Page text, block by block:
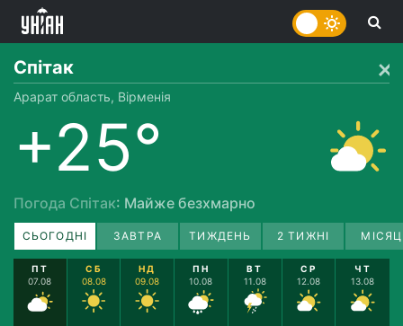
Спітак
Арарат область, Вірменія
+25°
Погода Спітак: Майже безхмарно
СЬОГОДНІ ЗАВТРА ТИЖДЕНЬ 2 ТИЖНІ
ПТ
07.08
СБ
08.08
НД
09.08
ПН
10.08
ВТ
11.08
СР
12.08
ЧТ
13.08